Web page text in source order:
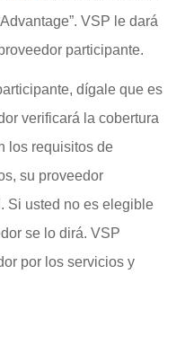
VSP le dará
participante.
dígale que es
verificará la cobertura
los requisitos de
su proveedor
Si usted no es elegible
se lo dirá. VSP
por los servicios y